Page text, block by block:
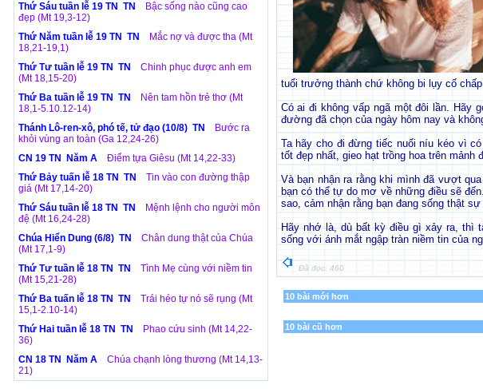
Thứ Sáu tuần lễ 19 TN TN
Bậc sống nào cũng cao
đẹp (Mt 19,3-12)
Thứ Năm tuần lễ 19 TN TN
Mắc nợ và được tha (Mt
18,21-19,1)
Thứ Tư tuần lễ 19 TN TN
Chinh phục được anh em
(Mt 18,15-20)
Thứ Ba tuần lễ 19 TN TN
Nên tam hồn trẻ thơ (Mt
18,1-5.10.12-14)
Thánh Lô-ren-xô, phó tế, tử đạo (10/8) TN
Bước ra
khỏi vùng an toàn (Ga 12,24-26)
CN 19 TN Năm A
Điểm tựa Giêsu (Mt 14,22-33)
Thứ Bảy tuấn lễ 18 TN TN
Tin vào con đường thập
giá (Mt 17,14-20)
Thứ Sáu tuần lễ 18 TN TN
Mệnh lệnh cho người môn
đệ (Mt 16,24-28)
Chúa Hiển Dung (6/8) TN
Chân dung thật của Chúa
(Mt 17,1-9)
Thứ Tư tuần lễ 18 TN TN
Tình Mẹ cùng với niềm tin
(Mt 15,21-28)
Thứ Ba tuấn lễ 18 TN TN
Trái héo tự nó sẽ rụng (Mt
15,1-2.10-14)
Thứ Hai tuần lễ 18 TN TN
Phao cứu sinh (Mt 14,22-
36)
CN 18 TN Năm A
Chúa chạnh lòng thương (Mt 14,13-
21)
tuổi trưởng thành chứ không bi lụy cố
Có ai đi không vấp ngã một đôi lần. Hãy
đường đã chọn của ngày hôm nay và
Ta hãy cho đi đừng tiếc nuối níu kéo vì
tốt đẹp nhất, gieo hạt trồng hoa trên
Và bạn nhận ra rằng khi mình đã vượt
bạn có thể tự do mơ về những điều sẽ
sao, cảm nhận rằng bạn đang sống thật
Hãy nhớ là, dù bất kỳ điều gì xảy ra, thì
sống với ánh mắt ngập tràn niềm tin của
Đã đọc: 460
10 bài mới hơn
10 bài cũ hơn